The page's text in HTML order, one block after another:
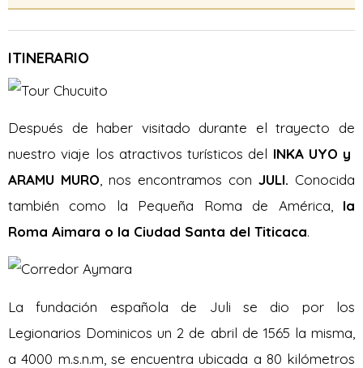
ITINERARIO
Después de haber visitado durante el trayecto de
nuestro viaje los atractivos turísticos del INKA UYO y
ARAMU MURO , nos encontramos con JULI. Conocida
también como la Pequeña Roma de América, la
Roma Aimara o la Ciudad Santa del Titicaca.
La fundación española de Juli se dio por los
Legionarios Dominicos un 2 de abril de 1565 la misma,
a 4000 m.s.n.m, se encuentra ubicada a 80 kilómetros